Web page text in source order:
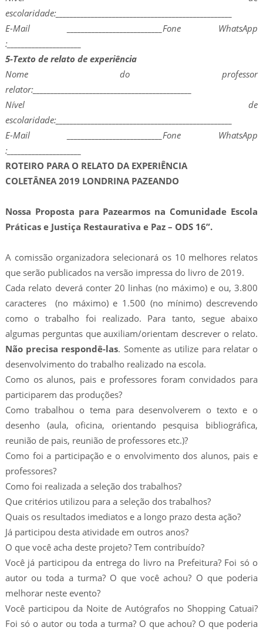
escolaridade:__________________________________________________
E-Mail ___________________________Fone WhatsApp
:_____________________
5-Texto de relato de experiência
Nome do professor
relator:_____________________________________________
Nível de
escolaridade:__________________________________________________
E-Mail ___________________________Fone WhatsApp
:_____________________
ROTEIRO PARA O RELATO DA EXPERIÊNCIA
COLETÂNEA 2019 LONDRINA PAZEANDO
Nossa Proposta para Pazearmos na Comunidade Escola
Práticas e Justiça Restaurativa e Paz – ODS 16”.
A comissão organizadora selecionará os 10 melhores relatos
que serão publicados na versão impressa do livro de 2019.
Cada relato deverá conter 20 linhas (no máximo) e ou, 3.800
caracteres (no máximo) e 1.500 (no mínimo) descrevendo
como o trabalho foi realizado. Para tanto, segue abaixo
algumas perguntas que auxiliam/orientam descrever o relato.
Não precisa respondê-las. Somente as utilize para relatar o
desenvolvimento do trabalho realizado na escola.
Como os alunos, pais e professores foram convidados para
participarem das produções?
Como trabalhou o tema para desenvolverem o texto e o
desenho (aula, oficina, orientando pesquisa bibliográfica,
reunião de pais, reunião de professores etc.)?
Como foi a participação e o envolvimento dos alunos, pais e
professores?
Como foi realizada a seleção dos trabalhos?
Que critérios utilizou para a seleção dos trabalhos?
Quais os resultados imediatos e a longo prazo desta ação?
Já participou desta atividade em outros anos?
O que você acha deste projeto? Tem contribuído?
Você já participou da entrega do livro na Prefeitura? Foi só o
autor ou toda a turma? O que você achou? O que poderia
melhorar neste evento?
Você participou da Noite de Autógrafos no Shopping Catuai?
Foi só o autor ou toda a turma? O que achou? O que poderia